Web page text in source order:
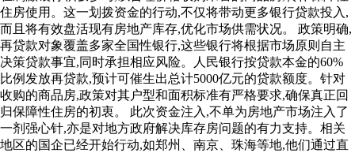
住房使用。这一划拨资金的行动,不仅将带动更多银行贷款投入,
而且将有效盘活现有房地产库存,优化市场供需状况。 政策明确,
再贷款对象覆盖多家全国性银行,这些银行将根据市场原则自主
决策贷款事宜,同时承担相应风险。人民银行按贷款本金的60%
比例发放再贷款,预计可催生出总计5000亿元的贷款额度。针对
收购的商品房,政策对其户型和面积标准有严格要求,确保真正回
归保障性住房的初衷。 此次资金注入,不单为房地产市场注入了
一剂强心针,亦是对地方政府解决库存房问题的有力支持。相关
地区的国企已经开始行动,如郑州、南京、珠海等地,他们通过直